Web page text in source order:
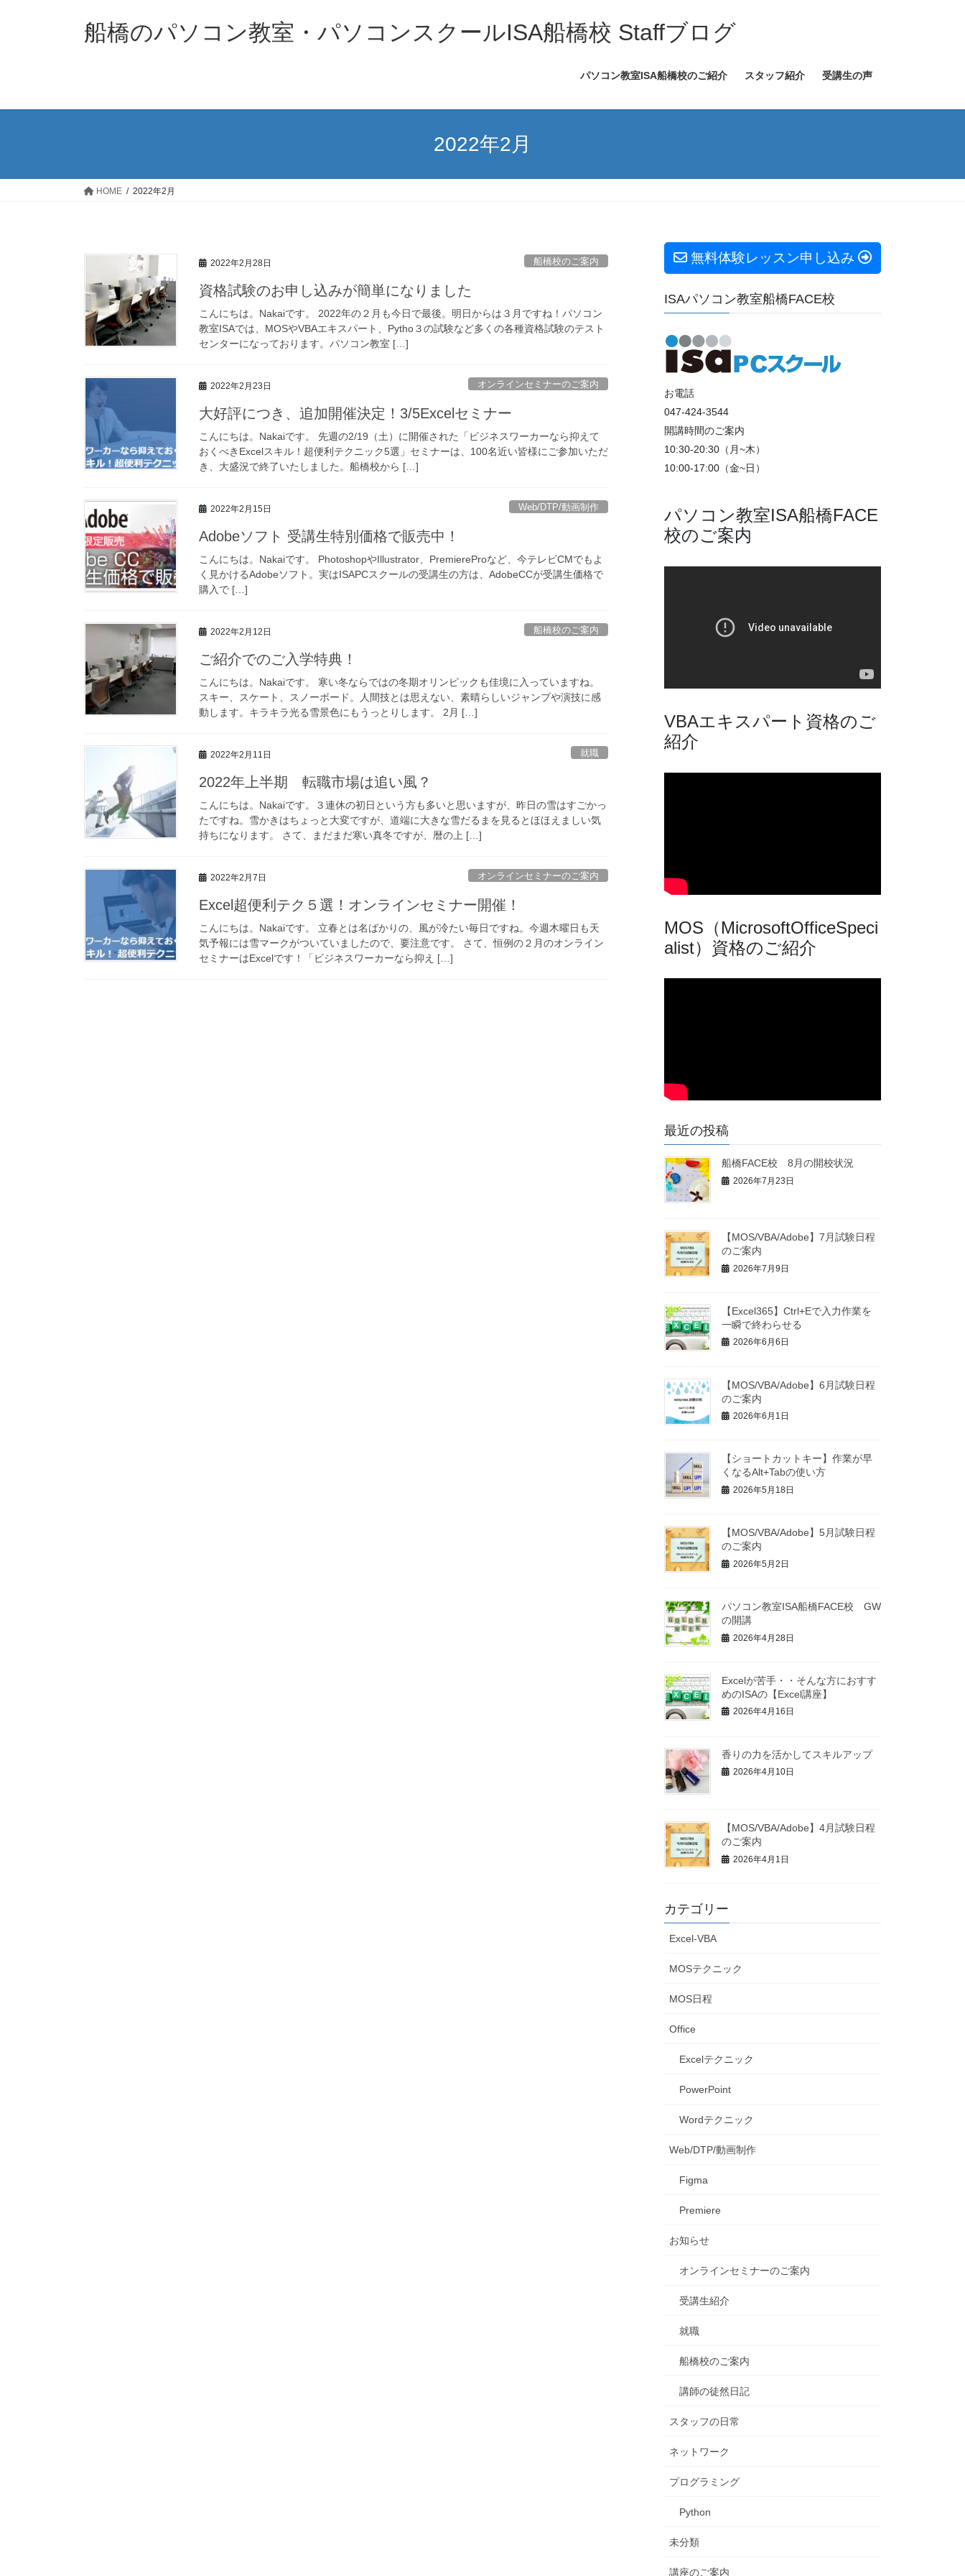
ス
ン
船橋のパソコン教室・パソコンスクールISA船橋校 Staffブログ
パソコン教室ISA船橋校のご紹介 スタッフ紹介 受講生の声
2022年2月
HOME 2022年2月
2022年2月28日 船橋校のご案内
資格試験のお申し込みが簡単になりました
こんにちは。Nakaiです。 2022年の２月も今日で最後。明日からは３月ですね！パソコン
教室ISAでは、MOSやVBAエキスパート、Pytho３の試験など多くの各種資格試験のテスト
センターになっております。パソコン教室 […]
2022年2月23日 オンラインセミナーのご案内
大好評につき、追加開催決定！3/5Excelセミナー
こんにちは。Nakaiです。 先週の2/19（土）に開催された「ビジネスワーカーなら抑えて
おくべきExcelスキル！超便利テクニック5選」セミナーは、100名近い皆様にご参加いただ
き、大盛況で終了いたしました。船橋校から […]
2022年2月15日 Web/DTP/動画制作
Adobeソフト 受講生特別価格で販売中！
こんにちは。Nakaiです。 PhotoshopやIllustrator、PremiereProなど、今テレビCMでもよ
く見かけるAdobeソフト。実はISAPCスクールの受講生の方は、AdobeCCが受講生価格で
購入で […]
2022年2月12日 船橋校のご案内
ご紹介でのご入学特典！
こんにちは。Nakaiです。 寒い冬ならではの冬期オリンピックも佳境に入っていますね。
スキー、スケート、スノーボード。人間技とは思えない、素晴らしいジャンプや演技に感
動します。キラキラ光る雪景色にもうっとりします。 2月 […]
2022年2月11日 就職
2022年上半期 転職市場は追い風？
こんにちは。Nakaiです。３連休の初日という方も多いと思いますが、昨日の雪はすごかっ
たですね。雪かきはちょっと大変ですが、道端に大きな雪だるまを見るとほほえましい気
持ちになります。 さて、まだまだ寒い真冬ですが、暦の上 […]
2022年2月7日 オンラインセミナーのご案内
Excel超便利テク５選！オンラインセミナー開催！
こんにちは。Nakaiです。 立春とは名ばかりの、風が冷たい毎日ですね。今週木曜日も天
気予報には雪マークがついていましたので、要注意です。 さて、恒例の２月のオンライン
セミナーはExcelです！「ビジネスワーカーなら抑え […]
無料体験レッスン申し込み
ISAパソコン教室船橋FACE校
お電話
047-424-3544
開講時間のご案内
10:30-20:30（月~木）
10:00-17:00（金~日）
パソコン教室ISA船橋FACE
校のご案内
VBAエキスパート資格のご
紹介
MOS（MicrosoftOfficeSpeci
alist）資格のご紹介
最近の投稿
船橋FACE校 8月の開校状況
2026年7月23日
【MOS/VBA/Adobe】7月試験日程
のご案内
2026年7月9日
【Excel365】Ctrl+Eで入力作業を
一瞬で終わらせる
2026年6月6日
【MOS/VBA/Adobe】6月試験日程
のご案内
2026年6月1日
【ショートカットキー】作業が早
くなるAlt+Tabの使い方
2026年5月18日
【MOS/VBA/Adobe】5月試験日程
のご案内
2026年5月2日
パソコン教室ISA船橋FACE校 GW
の開講
2026年4月28日
Excelが苦手・・そんな方におすす
めのISAの【Excel講座】
2026年4月16日
香りの力を活かしてスキルアップ
2026年4月10日
【MOS/VBA/Adobe】4月試験日程
のご案内
2026年4月1日
カテゴリー
Excel-VBA
MOSテクニック
MOS日程
Office
Excelテクニック
PowerPoint
Wordテクニック
Web/DTP/動画制作
Figma
Premiere
お知らせ
オンラインセミナーのご案内
受講生紹介
就職
船橋校のご案内
講師の徒然日記
スタッフの日常
ネットワーク
プログラミング
Python
未分類
講座のご案内